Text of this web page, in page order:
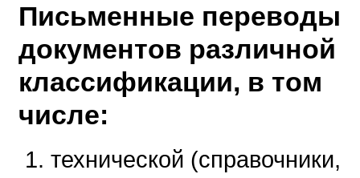
Письменные переводы
документов различной
классификации, в том
числе:
технической (справочники,